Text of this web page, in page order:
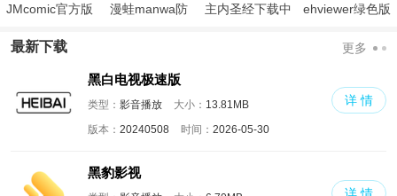
JMcomic官方版
漫蛙manwa防
主内圣经下载中
ehviewer绿色版
最新下载 更多
黑白电视极速版
类型： 影音播放 大小： 13.81MB
版本： 20240508 时间： 2026-05-30
详 情
黑豹影视
详 情